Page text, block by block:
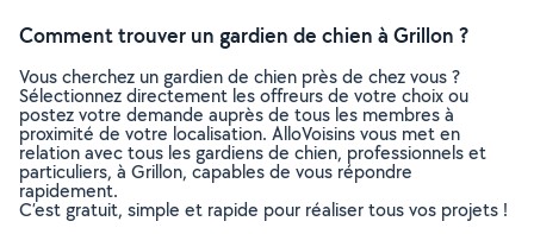
Comment trouver un gardien de chien à Grillon ?
Vous cherchez un gardien de chien près de chez vous ?
Sélectionnez directement les offreurs de votre choix ou
postez votre demande auprès de tous les membres à
proximité de votre localisation. AlloVoisins vous met en
relation avec tous les gardiens de chien, professionnels et
particuliers, à Grillon, capables de vous répondre
rapidement.
C’est gratuit, simple et rapide pour réaliser tous vos projets !